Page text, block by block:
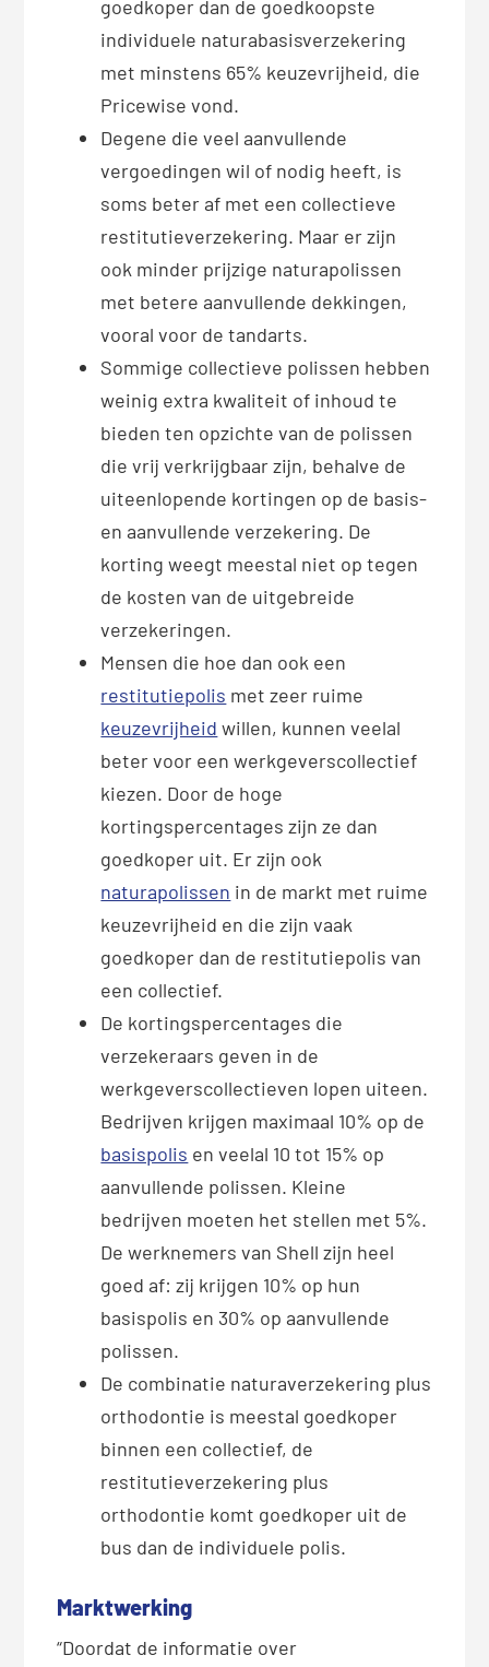
goedkoper dan de goedkoopste
individuele naturabasisverzekering
met minstens 65% keuzevrijheid, die
Pricewise vond.
Degene die veel aanvullende
vergoedingen wil of nodig heeft, is
soms beter af met een collectieve
restitutieverzekering. Maar er zijn
ook minder prijzige naturapolissen
met betere aanvullende dekkingen,
vooral voor de tandarts.
Sommige collectieve polissen hebben
weinig extra kwaliteit of inhoud te
bieden ten opzichte van de polissen
die vrij verkrijgbaar zijn, behalve de
uiteenlopende kortingen op de basis-
en aanvullende verzekering. De
korting weegt meestal niet op tegen
de kosten van de uitgebreide
verzekeringen.
Mensen die hoe dan ook een
restitutiepolis met zeer ruime
keuzevrijheid willen, kunnen veelal
beter voor een werkgeverscollectief
kiezen. Door de hoge
kortingspercentages zijn ze dan
goedkoper uit. Er zijn ook
naturapolissen in de markt met ruime
keuzevrijheid en die zijn vaak
goedkoper dan de restitutiepolis van
een collectief.
De kortingspercentages die
verzekeraars geven in de
werkgeverscollectieven lopen uiteen.
Bedrijven krijgen maximaal 10% op de
basispolis en veelal 10 tot 15% op
aanvullende polissen. Kleine
bedrijven moeten het stellen met 5%.
De werknemers van Shell zijn heel
goed af: zij krijgen 10% op hun
basispolis en 30% op aanvullende
polissen.
De combinatie naturaverzekering plus
orthodontie is meestal goedkoper
binnen een collectief, de
restitutieverzekering plus
orthodontie komt goedkoper uit de
bus dan de individuele polis.
Marktwerking
“Doordat de informatie over